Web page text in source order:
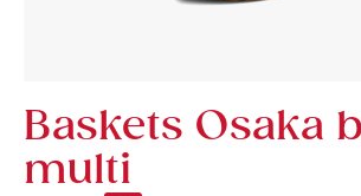
Baskets Osaka
multi